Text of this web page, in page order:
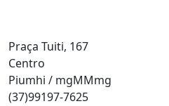
Praça Tuiti, 167
Centro
Piumhi / mgMMmg
(37)99197-7625